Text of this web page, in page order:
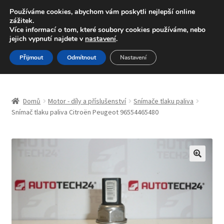
DOPRAVA od 139,-Kč
Volejte po-pá 9-16 704 494 494
Přeskočit
na
navigaci
Přejít
k
obsahu
Blog
Kontakt
Domů Motor - díly a příslušenství
Snímače tlaku paliva
Snímač tlaku paliva Citroën Peugeot 96554465480
Používáme cookies, abychom vám poskytli nejlepší online
zážitek.
Více informací o tom, které soubory cookies používáme, nebo
jejich vypnutí najdete v nastavení.
Přijmout Odmítnout Nastavení